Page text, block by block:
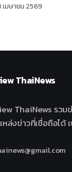
เมษายน 2569
ThaiNews
ThaiNews รวม
หล่งข่าวที่เชื่อถือได้